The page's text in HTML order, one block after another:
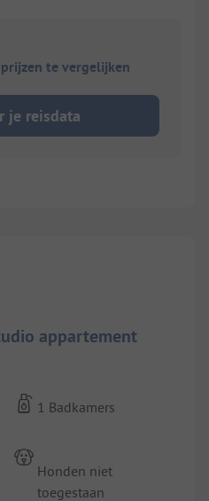
te vergelijken
je reisdata
appartement
1 Badkamers
Honden niet
toegestaan